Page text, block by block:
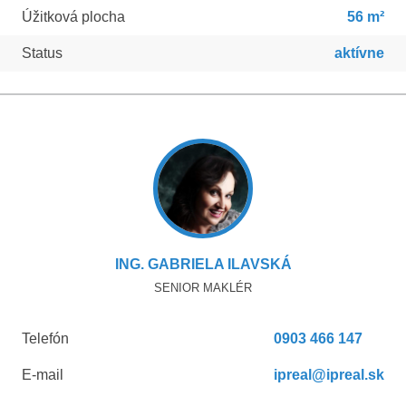
Úžitková plocha 56 m²
Status aktívne
ING. GABRIELA ILAVSKÁ
SENIOR MAKLÉR
Telefón 0903 466 147
E-mail ipreal@ipreal.sk